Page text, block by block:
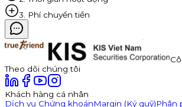
3. Phí chuyển tiền
Theo dõi chúng tôi
Khách hàng cá nhân
Dịch vụ Chứng khoánMargin (Ký quỹ)Phân